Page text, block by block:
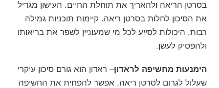
בסרטן הריאה ולהאריך את תוחלת החיים. העישון מגדיל
את הסיכון לחלות בסרטן ריאה. קיימות תוכניות גמילה
רבות, היכולות לסייע לכל מי שמעוניין לשפר את בריאותו
ולהפסיק לעשן.
הימנעות מחשיפה לראדון– ראדון הוא גורם סיכון עיקרי
שעלול לגרום לסרטן ריאה, אפשר להפחית את החשיפה